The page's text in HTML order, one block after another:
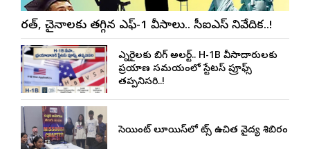
భారత్, చైనాలకు తగ్గిన ఎఫ్-1 వీసాలు.. సీఐఎస్ నివేదిక..!
ఎన్నారైలకు బిగ్ అలర్ట్.. H-1B వీసాదారులకు
ప్రయాణ సమయంలో స్టేటస్ ప్రూఫ్స్
తప్పనిసరి..!
సెయింట్ లూయిస్‌లో నాట్స్ ఉచిత వైద్య శిబిరం